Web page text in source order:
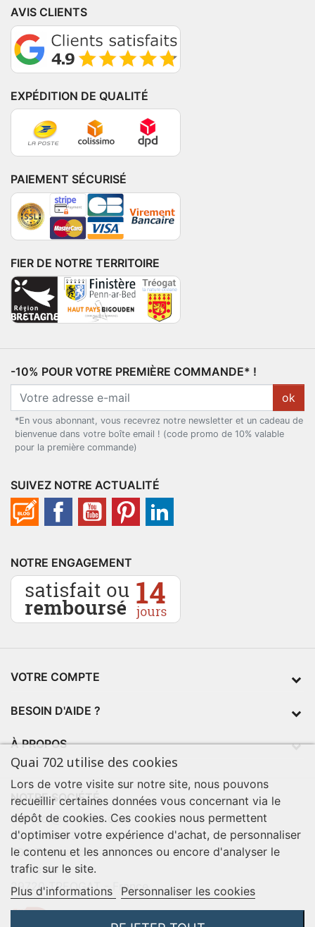
AVIS CLIENTS
EXPÉDITION DE QUALITÉ
PAIEMENT SÉCURISÉ
FIER DE NOTRE TERRITOIRE
-10% POUR VOTRE PREMIÈRE COMMANDE* !
ok
*En vous abonnant, vous recevrez notre newsletter et un cadeau de
bienvenue dans votre boîte email ! (code promo de 10% valable
pour la première commande)
SUIVEZ NOTRE ACTUALITÉ
NOTRE ENGAGEMENT
VOTRE COMPTE
BESOIN D'AIDE ?
À PROPOS
NOTRE SOCIÉTÉ
contact@quai702.com
02 98 55 93 94
702 Tourne-Ici
Route de la mer
29720 TREOGAT - France
Quai 702 utilise des cookies
Lors de votre visite sur notre site, nous pouvons
recueillir certaines données vous concernant via le
dépôt de cookies. Ces cookies nous permettent
d'optimiser votre expérience d'achat, de personnaliser
le contenu et les annonces ou encore d'analyser le
trafic sur le site.
Plus d'informations
Personnaliser les cookies